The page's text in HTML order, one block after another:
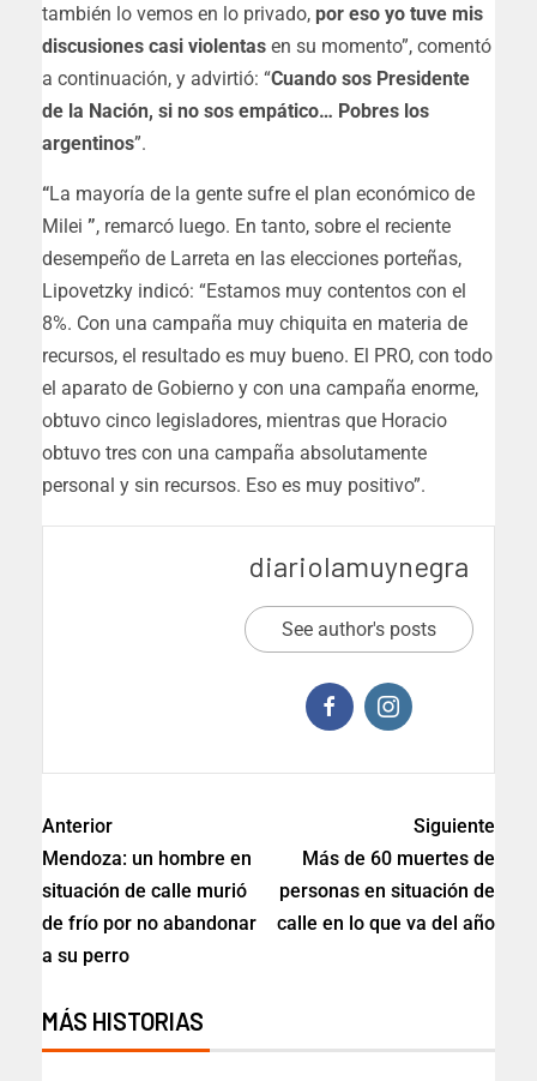
también lo vemos en lo privado, por eso yo tuve mis
discusiones casi violentas en su momento”, comentó
a continuación, y advirtió: “Cuando sos Presidente
de la Nación, si no sos empático… Pobres los
argentinos”.
“La mayoría de la gente sufre el plan económico de
Milei ”, remarcó luego. En tanto, sobre el reciente
desempeño de Larreta en las elecciones porteñas,
Lipovetzky indicó: “Estamos muy contentos con el
8%. Con una campaña muy chiquita en materia de
recursos, el resultado es muy bueno. El PRO, con todo
el aparato de Gobierno y con una campaña enorme,
obtuvo cinco legisladores, mientras que Horacio
obtuvo tres con una campaña absolutamente
personal y sin recursos. Eso es muy positivo”.
diariolamuynegra
See author's posts
Anterior
Mendoza: un hombre en
situación de calle murió
de frío por no abandonar
a su perro
Siguiente
Más de 60 muertes de
personas en situación de
calle en lo que va del año
MÁS HISTORIAS